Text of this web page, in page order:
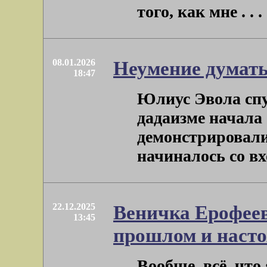
того, как мне . . .
08.01.2026
18:47
Неумение
Юлиус Эвола
дадаизме
начиналось со
22.12.2025
13:45
Веничка
прошлом и